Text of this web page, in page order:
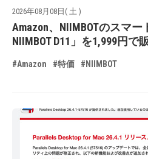
2026年08月08日( 土 )
Amazon、NIIMBOTのスマ
NIIMBOT D11」を1,999円で
#Amazon #特価 #NIIMBOT